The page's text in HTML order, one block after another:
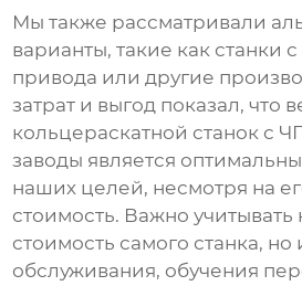
Мы также рассматривали
варианты, такие как станки
привода или другие
затрат и выгод показал, что
кольцераскатной станок с
заводы является
наших целей, несмотря на
стоимость. Важно учитывать
стоимость самого станка, но
обслуживания, обучения